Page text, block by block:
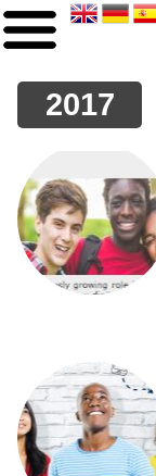
ÜBER UNS
PRAXIS
MEILENSTEINE
KONTAKT
2017